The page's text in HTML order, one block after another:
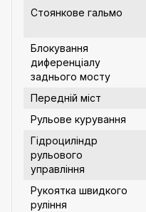
Стоянкове гальмо
Блокування
диференціалу
заднього мосту
Передній міст
Рульове курування
Гідроциліндр
рульового
управління
Рукоятка швидкого
руління